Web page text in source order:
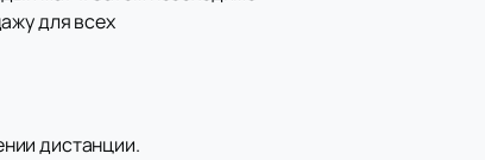
для всех
дистанции.